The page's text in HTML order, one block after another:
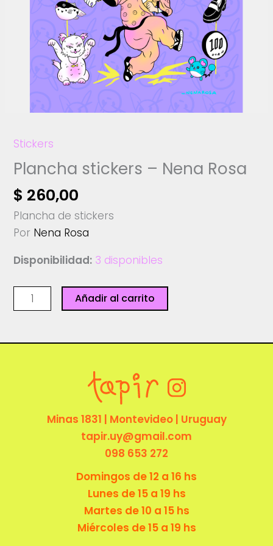
Stickers
Plancha stickers – Nena Rosa
$ 260,00
Plancha de stickers
Por Nena Rosa
Disponibilidad: 3 disponibles
Plancha
stickers
Nena
Añadir al carrito
Minas 1831 | Montevideo | Uruguay
tapir.uy@gmail.com
098 653 272
Domingos de 12 a 16 hs
Lunes de 15 a 19 hs
Martes de 10 a 15 hs
Miércoles de 15 a 19 hs